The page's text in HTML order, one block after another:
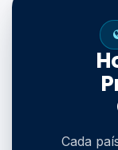
Cada